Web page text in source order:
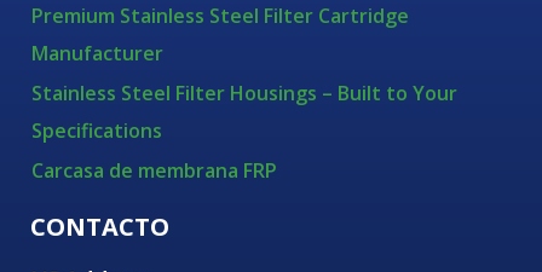
Premium Stainless Steel Filter Cartridge
Manufacturer
Stainless Steel Filter Housings – Built to Your
Specifications
Carcasa de membrana FRP
CONTACTO